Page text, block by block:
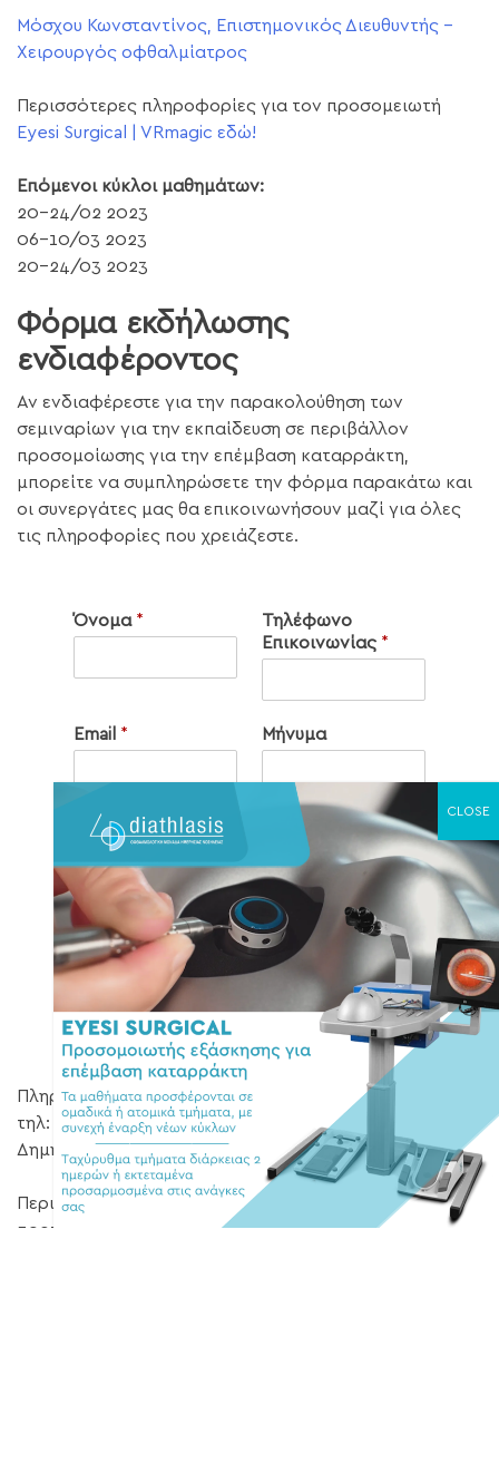
Μόσχου Κωνσταντίνος, Επιστημονικός Διευθυντής –
Χειρουργός οφθαλμίατρος
Περισσότερες πληροφορίες για τον προσομειωτή
Eyesi Surgical | VRmagic εδώ!
Επόμενοι κύκλοι μαθημάτων:
20-24/02 2023
06-10/03 2023
20-24/03 2023
Φόρμα εκδήλωσης
ενδιαφέροντος
Αν ενδιαφέρεστε για την παρακολούθηση των
σεμιναρίων για την εκπαίδευση σε περιβάλλον
προσομοίωσης για την επέμβαση καταρράκτη,
μπορείτε να συμπληρώσετε την φόρμα παρακάτω και
οι συνεργάτες μας θα επικοινωνήσουν μαζί για όλες
τις πληροφορίες που χρειάζεστε.
Όνομα *
Τηλέφωνο
Επικοινωνίας *
Email * Μήνυμα
Έχω λάβει γνώση και αποδέχομαι
τους όρους τηςΠολιτικής Απορρήτου και
Προστασίας των Δεδομένων
Αποστολή
Πληροφορίες – Εγγραφές καθημερινά
τηλ: 2310 566423 – 2310 502901 (υπόψη κας
Δημητρίου)
Περιορισμένος αριθμός θέσεων! Θα τηρηθεί σειρά
προτεραιότητας!